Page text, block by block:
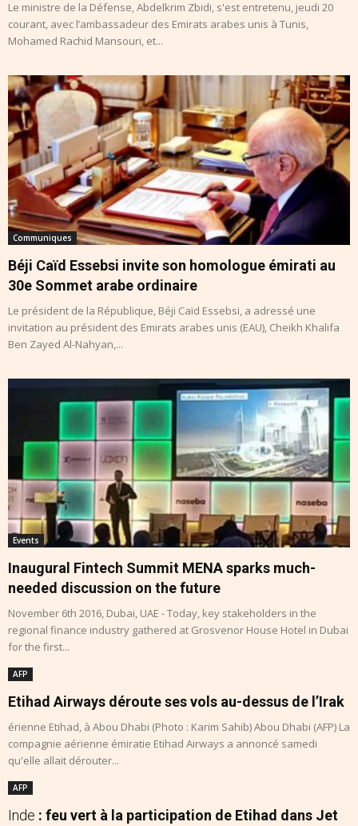
Le ministre de la Défense, Abdelkrim Zbidi, s'est entretenu, jeudi 20
courant, avec l’ambassadeur des Emirats arabes unis à Tunis,
Mohamed Rachid Mansouri, et...
Communiques
Béji Caïd Essebsi invite son homologue émirati au
30e Sommet arabe ordinaire
Le président de la République, Béji Caïd Essebsi, a adressé une
invitation au président des Emirats arabes unis (EAU), Cheikh Khalifa
Ben Zayed Al-Nahyan,...
Events
Inaugural Fintech Summit MENA sparks much-
needed discussion on the future
November 6th 2016, Dubai, UAE - Today, key stakeholders in the
regional finance industry gathered at Grosvenor House Hotel in Dubai
for the first...
AFP
Etihad Airways déroute ses vols au-dessus de l’Irak
érienne Etihad, à Abou Dhabi (Photo : Karim Sahib) Abou Dhabi (AFP) La
compagnie aérienne émiratie Etihad Airways a annoncé samedi
qu'elle allait dérouter...
AFP
Inde : feu vert à la participation de Etihad dans Jet